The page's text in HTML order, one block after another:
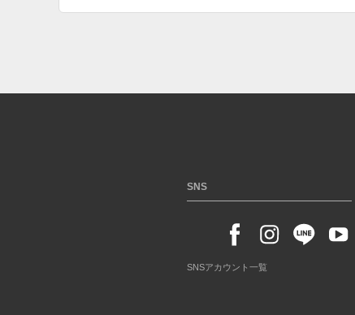
SNS
SNSアカウント一覧